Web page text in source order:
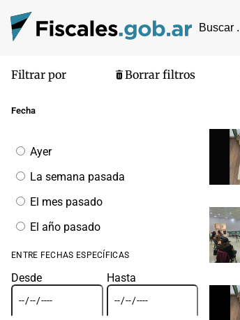
Filtrar por Borrar filtros
Fecha
Filtrar
por
fecha
Ayer
La semana pasada
El mes pasado
El año pasado
ENTRE FECHAS ESPECÍFICAS
Desde Hasta